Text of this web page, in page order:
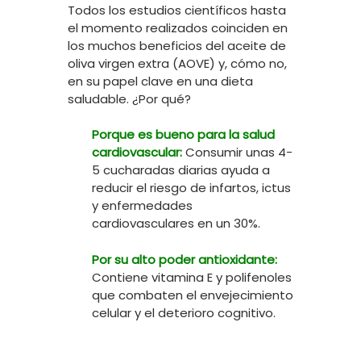
Todos los estudios científicos hasta
el momento realizados coinciden en
los muchos beneficios del aceite de
oliva virgen extra (AOVE) y, cómo no,
en su papel clave en una dieta
saludable. ¿Por qué?
Porque es bueno para la salud
cardiovascular:Consumir unas 4-
5 cucharadas diarias ayuda a
reducir el riesgo de infartos, ictus
y enfermedades
cardiovasculares en un 30%.
Por su alto poder antioxidante:
Contiene vitamina E y polifenoles
que combaten el envejecimiento
celular y el deterioro cognitivo.